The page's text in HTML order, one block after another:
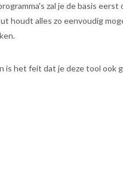
zal je de basis
houdt alles zo eenvoudig
is het feit dat je deze tool ook